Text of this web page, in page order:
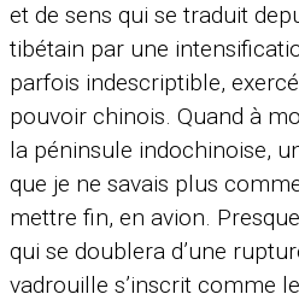
et de sens qui se traduit
tibétain par une
parfois indescriptible,
pouvoir chinois. Quand à
la péninsule indochinoise,
que je ne savais plus
mettre fin, en avion.
qui se doublera d’une
vadrouille s’inscrit comme